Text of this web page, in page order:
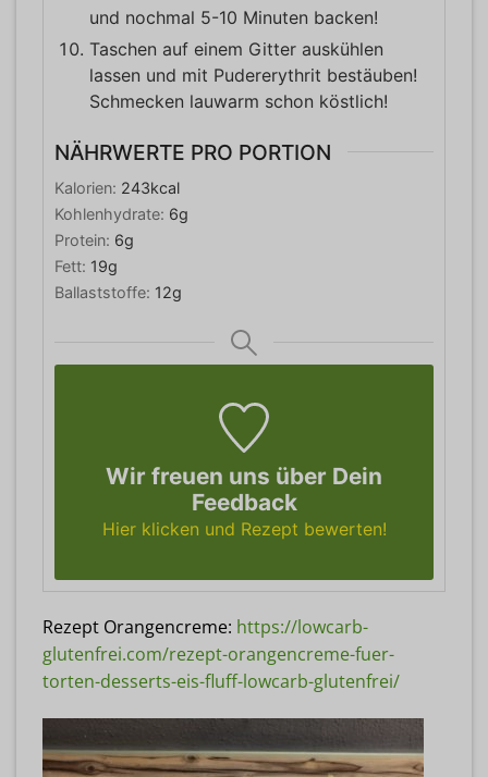
und nochmal 5-10 Minuten backen!
Taschen auf einem Gitter auskühlen
lassen und mit Pudererythrit bestäuben!
Schmecken lauwarm schon köstlich!
NÄHRWERTE PRO PORTION
Kalorien: 243kcal
Kohlenhydrate: 6g
Protein: 6g
Fett: 19g
Ballaststoffe: 12g
Wir freuen uns über Dein
Feedback
Hier klicken und Rezept bewerten!
Rezept Orangencreme: https://lowcarb-
glutenfrei.com/rezept-orangencreme-fuer-
torten-desserts-eis-fluff-lowcarb-glutenfrei/